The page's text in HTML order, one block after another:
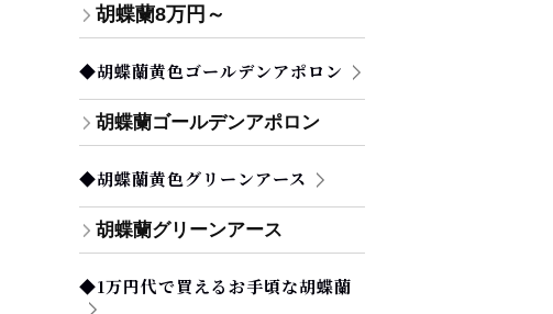
胡蝶蘭8万円～
◆胡蝶蘭黄色ゴールデンアポロン
胡蝶蘭ゴールデンアポロン
◆胡蝶蘭黄色グリーンアース
胡蝶蘭グリーンアース
◆1万円代で買えるお手頃な胡蝶蘭